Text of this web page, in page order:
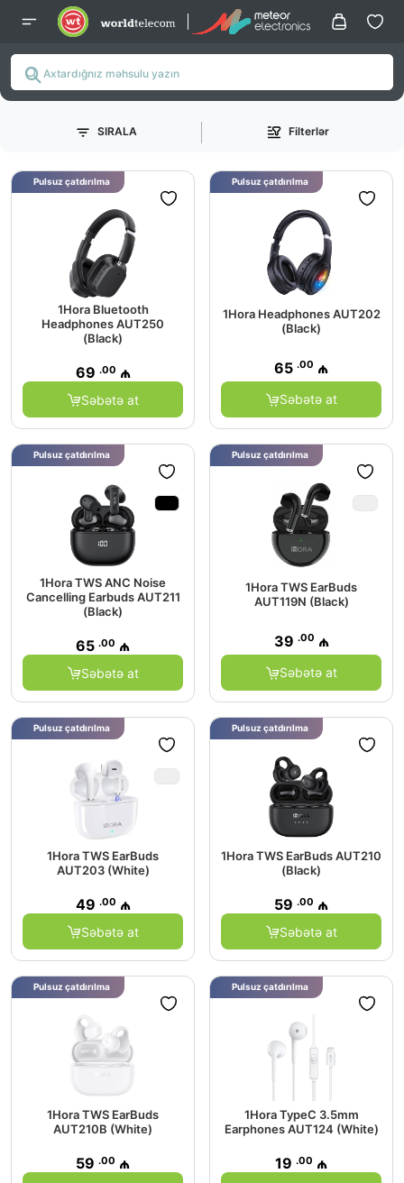
SIRALA Filterlər
1Hora Bluetooth
Headphones AUT250
(Black)
69 .00 ₼
Səbətə at
Pulsuz çatdırılma
1Hora Headphones AUT202
(Black)
65 .00 ₼
Səbətə at
Pulsuz çatdırılma
1Hora TWS ANC Noise
Cancelling Earbuds AUT211
(Black)
65 .00 ₼
Səbətə at
Pulsuz çatdırılma
1Hora TWS EarBuds
AUT119N (Black)
39 .00 ₼
Səbətə at
Pulsuz çatdırılma
1Hora TWS EarBuds
AUT203 (White)
49 .00 ₼
Səbətə at
Pulsuz çatdırılma
1Hora TWS EarBuds AUT210
(Black)
59 .00 ₼
Səbətə at
Pulsuz çatdırılma
1Hora TWS EarBuds
AUT210B (White)
59 .00 ₼
Pulsuz çatdırılma
1Hora TypeC 3.5mm
Earphones AUT124 (White)
19 .00 ₼
Pulsuz çatdırılma